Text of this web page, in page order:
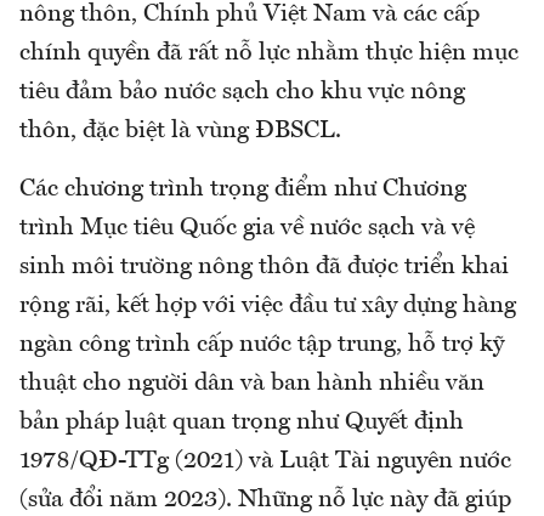
nông thôn, Chính phủ Việt Nam và các cấp
chính quyền đã rất nỗ lực nhằm thực hiện mục
tiêu đảm bảo nước sạch cho khu vực nông
thôn, đặc biệt là vùng ĐBSCL.
Các chương trình trọng điểm như Chương
trình Mục tiêu Quốc gia về nước sạch và vệ
sinh môi trường nông thôn đã được triển khai
rộng rãi, kết hợp với việc đầu tư xây dựng hàng
ngàn công trình cấp nước tập trung, hỗ trợ kỹ
thuật cho người dân và ban hành nhiều văn
bản pháp luật quan trọng như Quyết định
1978/QĐ-TTg (2021) và Luật Tài nguyên nước
(sửa đổi năm 2023). Những nỗ lực này đã giúp